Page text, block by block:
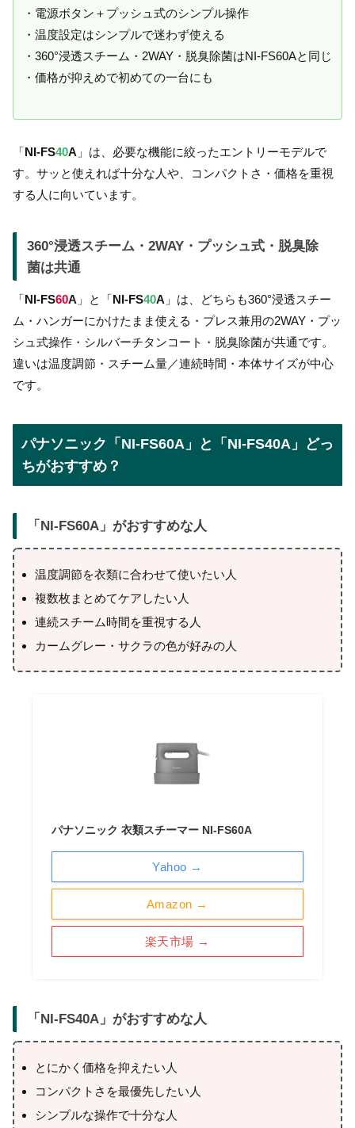
・電源ボタン＋プッシュ式のシンプル操作
・温度設定はシンプルで迷わず使える
・360°浸透スチーム・2WAY・脱臭除菌はNI-FS60Aと同じ
・価格が抑えめで初めての一台にも
「NI-FS40A 」は、必要な機能に絞ったエントリーモデルで
す。サッと使えれば十分な人や、コンパクトさ・価格を重視
する人に向いています。
360°浸透スチーム・2WAY・プッシュ式・脱臭除
菌は共通
「NI-FS60A 」と「NI-FS40A 」は、どちらも360°浸透スチー
ム・ハンガーにかけたまま使える・プレス兼用の2WAY・プッ
シュ式操作・シルバーチタンコート・脱臭除菌が共通です。
違いは温度調節・スチーム量／連続時間・本体サイズが中心
です。
パナソニック「NI-FS60A」と「NI-FS40A」どっ
ちがおすすめ？
「 NI-FS60A 」がおすすめな人
温度調節を衣類に合わせて使いたい人
複数枚まとめてケアしたい人
連続スチーム時間を重視する人
カームグレー・サクラの色が好みの人
パナソニック 衣類スチーマー NI-FS60A
Amazon →
楽天市場 →
Yahoo →
「 NI-FS40A 」がおすすめな人
とにかく価格を抑えたい人
コンパクトさを最優先したい人
シンプルな操作で十分な人